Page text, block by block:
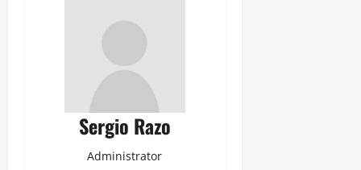
Sergio Razo
Administrator